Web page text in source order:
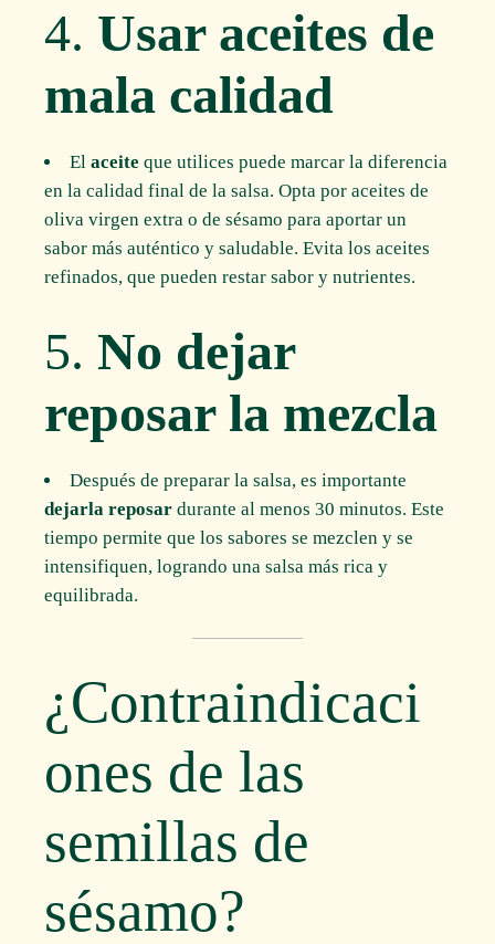
4. Usar aceites de
mala calidad
Elaceite que utilices puede marcar la diferencia
en la calidad final de la salsa. Opta por aceites de
oliva virgen extra o de sésamo para aportar un
sabor más auténtico y saludable. Evita los aceites
refinados, que pueden restar sabor y nutrientes.
5. No dejar
reposar la mezcla
Después de preparar la salsa, es importante
dejarla reposar durante al menos 30 minutos. Este
tiempo permite que los sabores se mezclen y se
intensifiquen, logrando una salsa más rica y
equilibrada.
¿Contraindicaci
ones de las
semillas de
sésamo?